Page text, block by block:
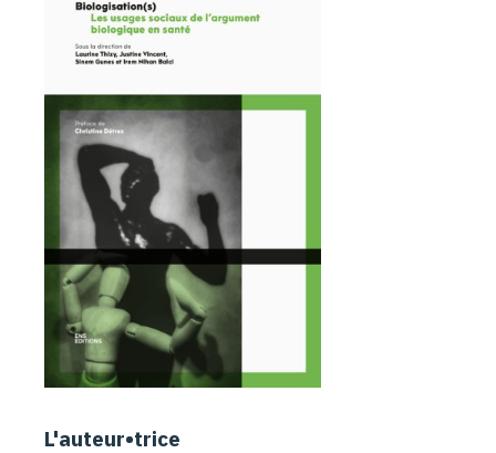
L'auteur•trice